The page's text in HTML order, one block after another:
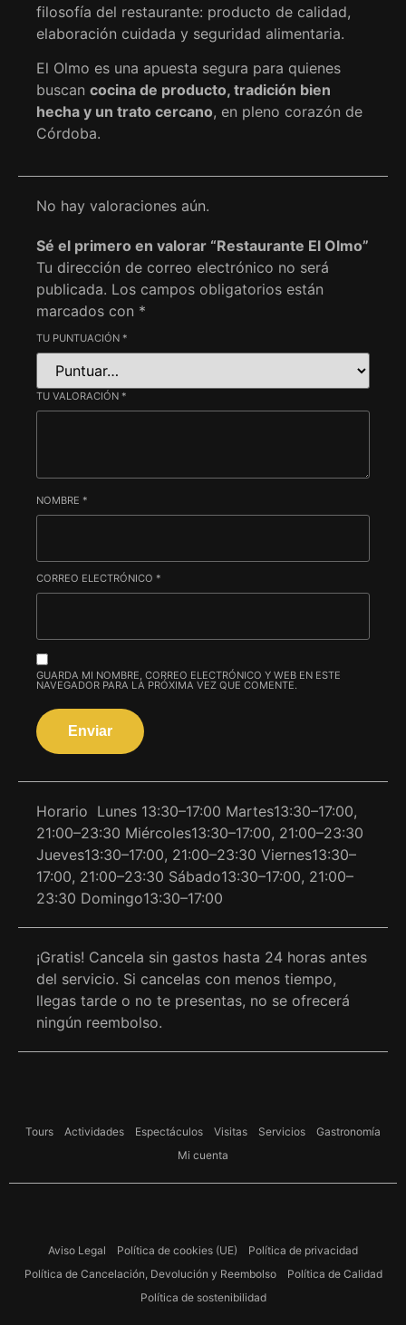
filosofía del restaurante: producto de calidad,
elaboración cuidada y seguridad alimentaria.
El Olmo es una apuesta segura para quienes
buscan cocina de producto, tradición bien
hecha y un trato cercano, en pleno corazón de
Córdoba.
No hay valoraciones aún.
Sé el primero en valorar “Restaurante El Olmo”
Tu dirección de correo electrónico no será
publicada. Los campos obligatorios están
marcados con *
TU PUNTUACIÓN *
TU VALORACIÓN *
NOMBRE *
CORREO ELECTRÓNICO *
GUARDA MI NOMBRE, CORREO ELECTRÓNICO Y WEB EN ESTE
NAVEGADOR PARA LA PRÓXIMA VEZ QUE COMENTE.
Horario Lunes 13:30–17:00 Martes13:30–17:00,
21:00–23:30 Miércoles13:30–17:00, 21:00–23:30
Jueves13:30–17:00, 21:00–23:30 Viernes13:30–
17:00, 21:00–23:30 Sábado13:30–17:00, 21:00–
23:30 Domingo13:30–17:00
¡Gratis! Cancela sin gastos hasta 24 horas antes
del servicio. Si cancelas con menos tiempo,
llegas tarde o no te presentas, no se ofrecerá
ningún reembolso.
Tours Actividades Espectáculos Visitas Servicios
Gastronomía
Mi cuenta
Aviso Legal Política de cookies (UE)
Política de privacidad
Política de Cancelación, Devolución y Reembolso
Política de Calidad
Política de sostenibilidad